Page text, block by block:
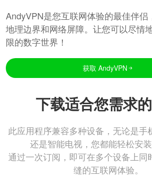
AndyVPN是您互联网体验的最佳伴侣
地理边界和网络屏障。让您可以尽情
限的数字世界！
获取 AndyVPN
下载适合您需求
此应用程序兼容多种设备，无论是手
还是智能电视，您都能轻松安装
通过一次订阅，即可在多个设备上同
缝的互联网体验。